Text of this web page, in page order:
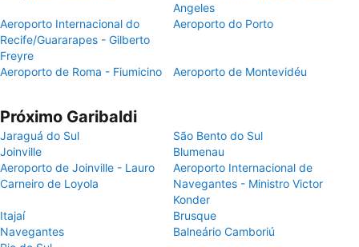
Angeles
Aeroporto Internacional do
Recife/Guararapes - Gilberto
Freyre
Aeroporto do Porto
Aeroporto de Roma - Fiumicino Aeroporto de Montevidéu
Próximo Garibaldi
Jaraguá do Sul
São Bento do Sul
Joinville
Blumenau
Aeroporto de Joinville - Lauro
Carneiro de Loyola
Aeroporto Internacional de
Navegantes - Ministro Victor
Konder
Itajaí
Brusque
Navegantes
Balneário Camboriú